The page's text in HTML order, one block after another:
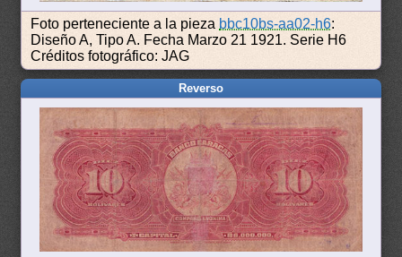
Foto perteneciente a la pieza bbc10bs-aa02-h6:
Diseño A, Tipo A. Fecha Marzo 21 1921. Serie H6
Créditos fotográfico: JAG
Reverso